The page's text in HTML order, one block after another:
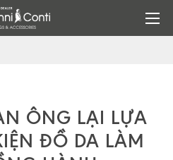
ÔNG LẠI LỰA
ĐỒ DA LÀM